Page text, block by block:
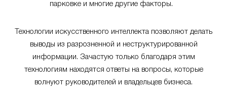
парковке и многие другие факторы.
Технологии искусственного интеллекта позволяют делать
выводы из разрозненной и неструктурированной
информации. Зачастую только благодаря этим
технологиям находятся ответы на вопросы, которые
волнуют руководителей и владельцев бизнеса.